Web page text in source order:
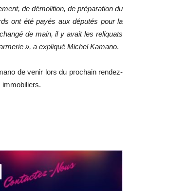
de démolition, de préparation du
ont été payés aux députés pour la
de main, il y avait les reliquats
», a expliqué Michel Kamano.
de venir lors du prochain rendez-